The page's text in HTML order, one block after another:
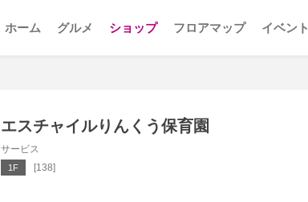
ホーム グルメ ショップ フロアマップ イベント
エスチャイルりんくう保育園
サービス
1F [138]